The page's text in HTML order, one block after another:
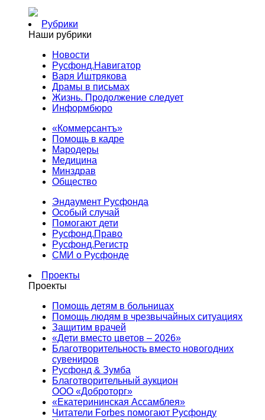
Рубрики
Наши рубрики
Новости
Русфонд.Навигатор
Варя Иштрякова
Драмы в письмах
Жизнь. Продолжение следует
Информбюро
«Коммерсантъ»
Помощь в кадре
Мародеры
Медицина
Минздрав
Общество
Эндаумент Русфонда
Особый случай
Помогают дети
Русфонд.Право
Русфонд.Регистр
СМИ о Русфонде
Проекты
Проекты
Помощь детям в больницах
Помощь людям в чрезвычайных ситуациях
Защитим врачей
«Дети вместо цветов – 2026»
Благотворительность вместо новогодних
сувениров
Русфонд & Зумба
Благотворительный аукцион
ООО «Доброторг»
«Екатерининская Ассамблея»
Читатели Forbes помогают Русфонду